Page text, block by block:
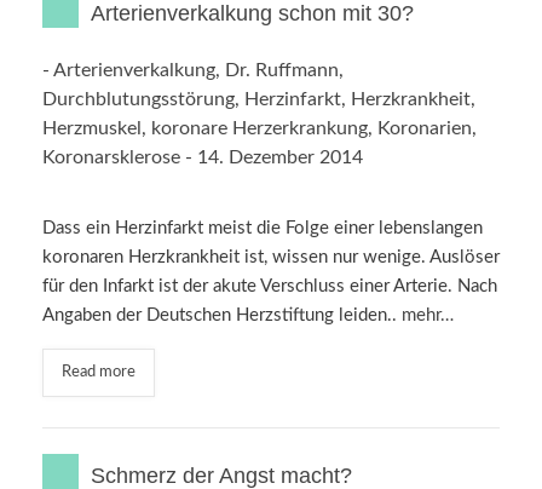
Arterienverkalkung schon mit 30?
- Arterienverkalkung, Dr. Ruffmann,
Durchblutungsstörung, Herzinfarkt, Herzkrankheit,
Herzmuskel , koronare Herzerkrankung, Koronarien,
Koronarsklerose - 14. Dezember 2014
Dass ein Herzinfarkt meist die Folge einer lebenslangen
koronaren Herzkrankheit ist, wissen nur wenige. Auslöser
für den Infarkt ist der akute Verschluss einer Arterie. Nach
Angaben der Deutschen Herzstiftung leiden.. mehr…
Read more
Schmerz der Angst macht?